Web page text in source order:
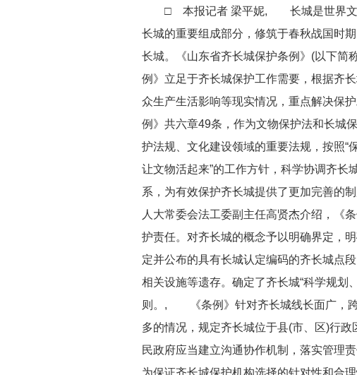
□ 本报记者 梁平妮, 长城是世界文化
长城的重要组成部分，修筑于春秋战国时
长城。《山东省齐长城保护条例》(以下简
例》立足于齐长城保护工作需要，根据齐
众生产生活影响等现实情况，重点解决
例》共六章49条，作为文物保护法和长城
护法规、文化建设领域的重要法规，按照“
让文物活起来”的工作方针，科学协调齐长
系，为有效保护齐长城提供了更加完
人大常委会法工委副主任高贤杰介绍，《
护责任。对齐长城的概念予以明确界定，
定并公布的具有长城认定编码的齐长城点
相关设施等遗存。确定了齐长城“科学规划
则。, 《条例》针对齐长城线长面广，跨
多的情况，规定齐长城位于县(市、区)行
民政府应当建立沟通协作机制，落实管
为保证齐长城保护机构选择的针对性和合